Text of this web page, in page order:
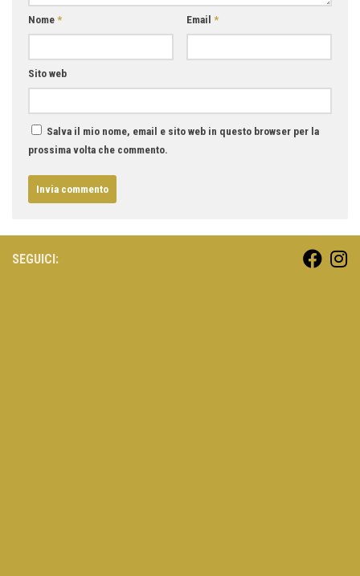
Nome * Email *
Sito web
Salva il mio nome, email e sito web in questo browser per la
prossima volta che commento.
SEGUICI: